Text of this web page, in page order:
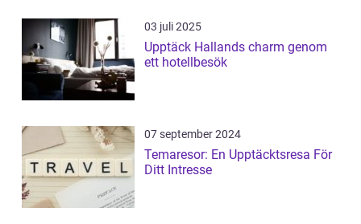
03 juli 2025
Upptäck Hallands charm genom
ett hotellbesök
07 september 2024
Temaresor: En Upptäcktsresa För
Ditt Intresse